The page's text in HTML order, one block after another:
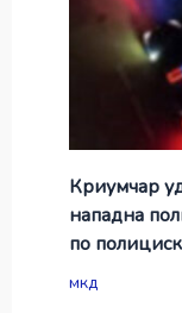
Криумчар
нападна
по
мкд